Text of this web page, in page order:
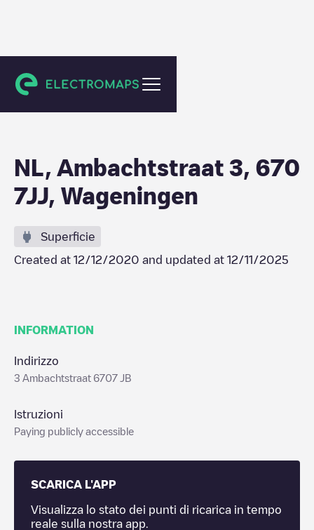
Unknown city (temporary)
NL, Ambachtstraat 3, 670
7JJ, Wageningen
Superficie
Created at 12/12/2020 and updated at 12/11/2025
INFORMATION
Indirizzo
3 Ambachtstraat 6707 JB
Istruzioni
Paying publicly accessible
SCARICA L'APP
Visualizza lo stato dei punti di ricarica in tempo
reale sulla nostra app.